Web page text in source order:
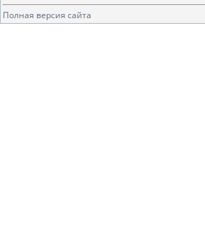
Полная версия сайта